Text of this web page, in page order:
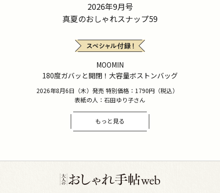
2026年9月号
真夏のおしゃれスナップ59
MOOMIN
180度ガバッと開閉！大容量ボストンバッグ
2026年8月6日（木）発売 特別価格：1790円（税込）
表紙の人：石田ゆり子さん
もっと見る